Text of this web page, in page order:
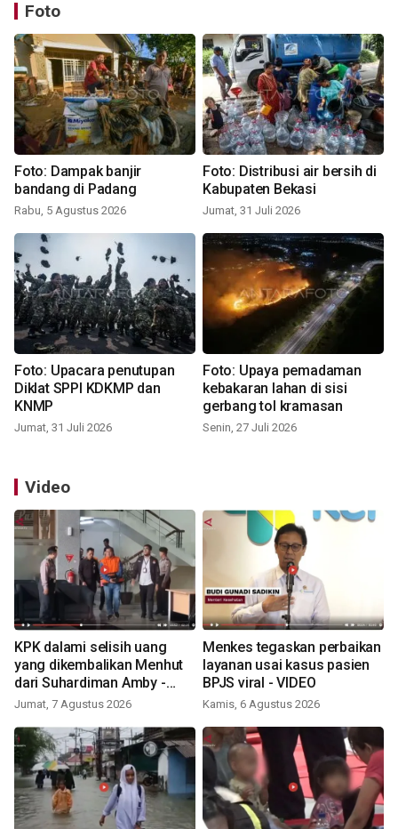
Foto
Foto: Dampak banjir
bandang di Padang
Rabu, 5 Agustus 2026
Foto: Distribusi air bersih di
Kabupaten Bekasi
Jumat, 31 Juli 2026
Foto: Upacara penutupan
Diklat SPPI KDKMP dan
KNMP
Jumat, 31 Juli 2026
Foto: Upaya pemadaman
kebakaran lahan di sisi
gerbang tol kramasan
Senin, 27 Juli 2026
Video
KPK dalami selisih uang
yang dikembalikan Menhut
dari Suhardiman Amby -
VIDEO
Jumat, 7 Agustus 2026
Menkes tegaskan perbaikan
layanan usai kasus pasien
BPJS viral - VIDEO
Kamis, 6 Agustus 2026